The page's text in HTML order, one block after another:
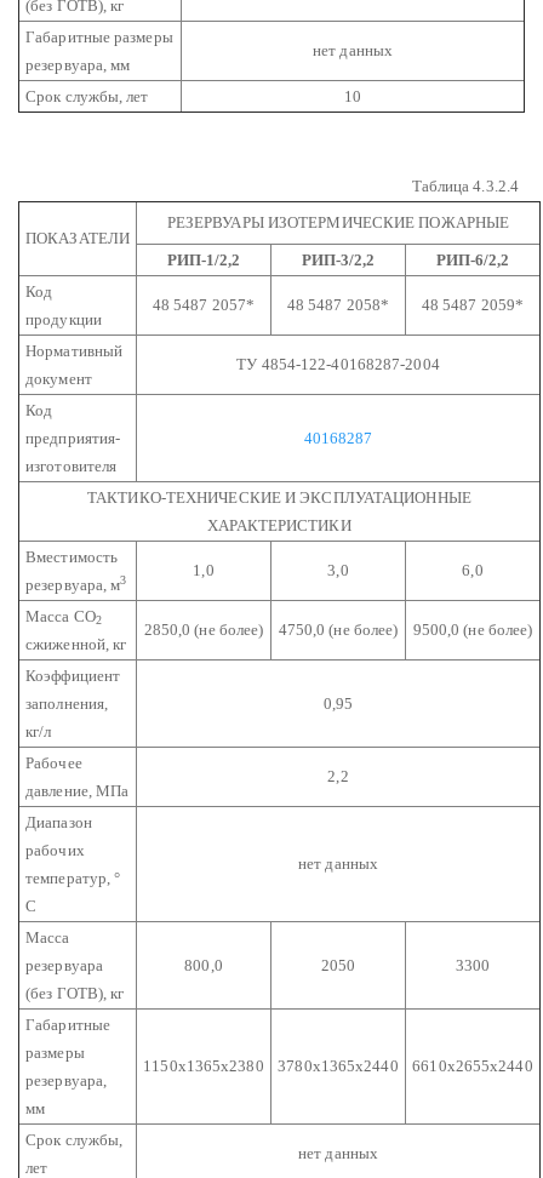
(без ГОТВ), кг
Габаритные размеры
резервуара, мм
нет данных
Срок службы, лет 10
Таблица 4.3.2.4
ПОКАЗАТЕЛИ
РЕЗЕРВУАРЫ ИЗОТЕРМИЧЕСКИЕ ПОЖАРНЫЕ
РИП-1/2,2 РИП-3/2,2
РИП-6/2,2
Код
продукции
48 5487 2057* 48 5487 2058* 48 5487 2059*
Нормативный
документ
ТУ 4854-122-40168287-2004
Код
предприятия-
изготовителя
40168287
ТАКТИКО-ТЕХНИЧЕСКИЕ И ЭКСПЛУАТАЦИОННЫЕ
ХАРАКТЕРИСТИКИ
Вместимость
резервуара, м3
1,0 3,0 6,0
Масса CO2
сжиженной, кг
2850,0 (не более) 4750,0 (не более) 9500,0 (не более)
Коэффициент
заполнения,
кг/л
0,95
Рабочее
давление, МПа
2,2
Диапазон
рабочих
температур, °
C
нет данных
Масса
резервуара
(без ГОТВ), кг
800,0 2050 3300
Габаритные
размеры
резервуара,
мм
1150х1365х2380 3780х1365х2440 6610х2655х2440
Срок службы,
лет
нет данных